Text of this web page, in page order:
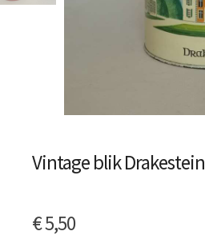
Vintage blik Drakestein
€5,50